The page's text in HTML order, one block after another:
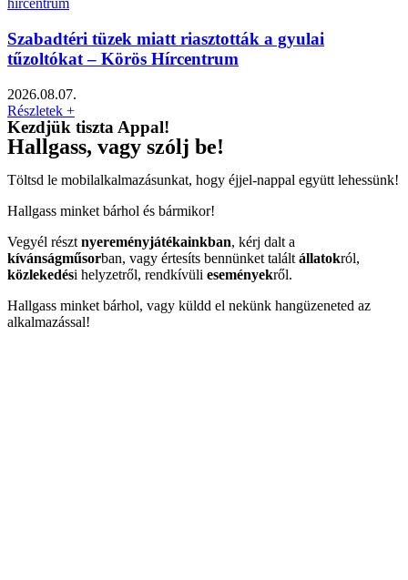
Szabadtéri tüzek miatt riasztották a gyulai
tűzoltókat – Körös Hírcentrum
2026.08.07.
Részletek +
Kezdjük tiszta Appal!
Hallgass, vagy szólj be!
Töltsd le mobilalkalmazásunkat, hogy éjjel-nappal együtt lehessünk!
Hallgass minket bárhol és bármikor!
Vegyél részt nyereményjátékainkban, kérj dalt a
kívánságműsorban, vagy értesíts bennünket talált állatokról,
közlekedési helyzetről, rendkívüli eseményekről.
Hallgass minket bárhol, vagy küldd el nekünk hangüzeneted az
alkalmazással!